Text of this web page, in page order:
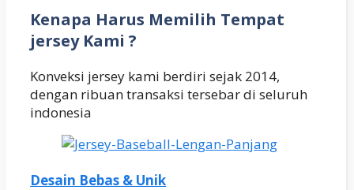
Kenapa Harus Memilih Tempat
jersey Kami ?
Konveksi jersey kami berdiri sejak 2014,
dengan ribuan transaksi tersebar di seluruh
indonesia
Desain Bebas & Unik